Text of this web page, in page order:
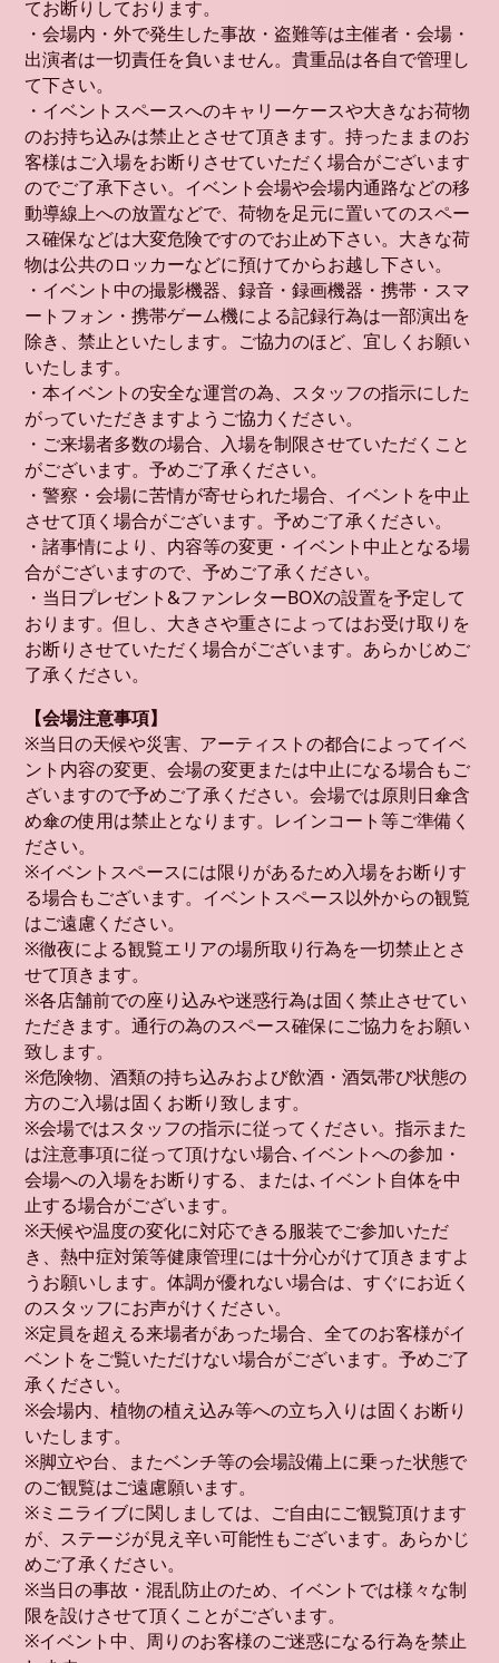
てお断りしております。
・会場内・外で発生した事故・盗難等は主催者・会場・
出演者は一切責任を負いません。貴重品は各自で管理し
て下さい。
・イベントスペースへのキャリーケースや大きなお荷物
のお持ち込みは禁止とさせて頂きます。持ったままのお
客様はご入場をお断りさせていただく場合がございます
のでご了承下さい。イベント会場や会場内通路などの移
動導線上への放置などで、荷物を足元に置いてのスペー
ス確保などは大変危険ですのでお止め下さい。大きな荷
物は公共のロッカーなどに預けてからお越し下さい。
・イベント中の撮影機器、録音・録画機器・携帯・スマ
ートフォン・携帯ゲーム機による記録行為は一部演出を
除き、禁止といたします。ご協力のほど、宜しくお願い
いたします。
・本イベントの安全な運営の為、スタッフの指示にした
がっていただきますようご協力ください。
・ご来場者多数の場合、入場を制限させていただくこと
がございます。予めご了承ください。
・警察・会場に苦情が寄せられた場合、イベントを中止
させて頂く場合がございます。予めご了承ください。
・諸事情により、内容等の変更・イベント中止となる場
合がございますので、予めご了承ください。
・当日プレゼント&ファンレターBOXの設置を予定して
おります。但し、大きさや重さによってはお受け取りを
お断りさせていただく場合がございます。あらかじめご
了承ください。
【会場注意事項】
※当日の天候や災害、アーティストの都合によってイベ
ント内容の変更、会場の変更または中止になる場合もご
ざいますので予めご了承ください。会場では原則日傘含
め傘の使用は禁止となります。レインコート等ご準備く
ださい。
※イベントスペースには限りがあるため入場をお断りす
る場合もございます。イベントスペース以外からの観覧
はご遠慮ください。
※徹夜による観覧エリアの場所取り行為を一切禁止とさ
せて頂きます。
※各店舗前での座り込みや迷惑行為は固く禁止させてい
ただきます。通行の為のスペース確保にご協力をお願い
致します。
※危険物、酒類の持ち込みおよび飲酒・酒気帯び状態の
方のご入場は固くお断り致します。
※会場ではスタッフの指示に従ってください。指示また
は注意事項に従って頂けない場合､イベントへの参加・
会場への入場をお断りする、または､イベント自体を中
止する場合がございます。
※天候や温度の変化に対応できる服装でご参加いただ
き、熱中症対策等健康管理には十分心がけて頂きますよ
うお願いします。体調が優れない場合は、すぐにお近く
のスタッフにお声がけください。
※定員を超える来場者があった場合、全てのお客様がイ
ベントをご覧いただけない場合がございます。予めご了
承ください。
※会場内、植物の植え込み等への立ち入りは固くお断り
いたします。
※脚立や台、またベンチ等の会場設備上に乗った状態で
のご観覧はご遠慮願います。
※ミニライブに関しましては、ご自由にご観覧頂けます
が、ステージが見え辛い可能性もございます。あらかじ
めご了承ください。
※当日の事故・混乱防止のため、イベントでは様々な制
限を設けさせて頂くことがございます。
※イベント中、周りのお客様のご迷惑になる行為を禁止